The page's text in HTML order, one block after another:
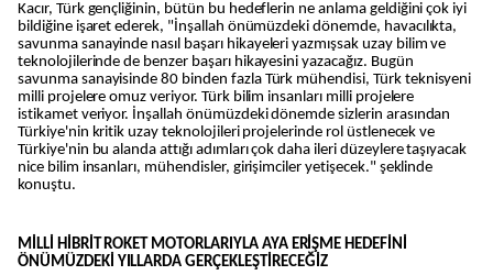
Kacır, Türk gençliğinin, bütün bu hedeflerin ne anlama geldiğini çok iyi
bildiğine işaret ederek, "İnşallah önümüzdeki dönemde, havacılıkta,
savunma sanayinde nasıl başarı hikayeleri yazmışsak uzay bilim ve
teknolojilerinde de benzer başarı hikayesini yazacağız. Bugün
savunma sanayisinde 80 binden fazla Türk mühendisi, Türk teknisyeni
milli projelere omuz veriyor. Türk bilim insanları milli projelere
istikamet veriyor. İnşallah önümüzdeki dönemde sizlerin arasından
Türkiye'nin kritik uzay teknolojileri projelerinde rol üstlenecek ve
Türkiye'nin bu alanda attığı adımları çok daha ileri düzeylere taşıyacak
nice bilim insanları, mühendisler, girişimciler yetişecek." şeklinde
konuştu.
MİLLİ HİBRİT ROKET MOTORLARIYLA AYA ERİŞME HEDEFİNİ
ÖNÜMÜZDEKİ YILLARDA GERÇEKLEŞTİRECEĞİZ